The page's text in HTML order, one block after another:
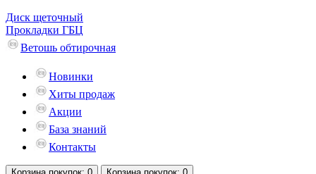
Диск щеточный
Прокладки ГБЦ
Ветошь обтирочная
Новинки
Хиты продаж
Акции
База знаний
Контакты